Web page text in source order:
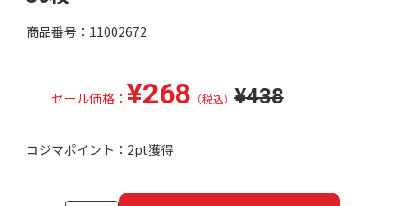
商品番号：11002672
セール価格： ¥268 （税込）¥438
コジマポイント： 2pt獲得